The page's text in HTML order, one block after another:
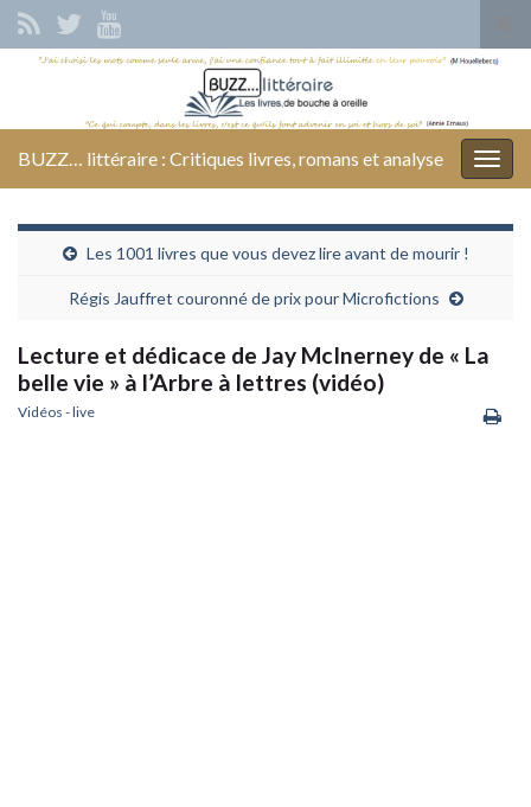
Search for:
BUZZ… littéraire : Critiques livres, romans et analyse
Les 1001 livres que vous devez lire avant de mourir !
Régis Jauffret couronné de prix pour Microfictions
Lecture et dédicace de Jay McInerney de « La
belle vie » à l’Arbre à lettres (vidéo)
Vidéos - live